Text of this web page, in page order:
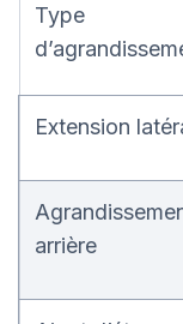
Type
Extension
arrière